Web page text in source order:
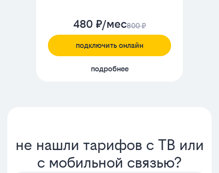
480 ₽/мес800 ₽
подключить онлайн
подробнее
не нашли тарифов с ТВ или
с мобильной связью?